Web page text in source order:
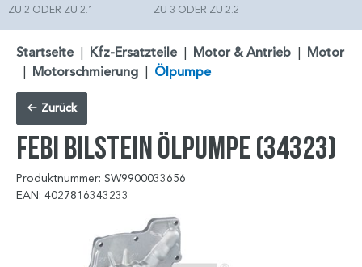
ZU 2 ODER ZU 2.1 ZU 3 ODER ZU 2.2
Startseite | Kfz-Ersatzteile | Motor & Antrieb | Motor
| Motorschmierung | Ölpumpe
Zurück
FEBI BILSTEIN Ölpumpe (34323)
Produktnummer: SW9900033656
EAN: 4027816343233